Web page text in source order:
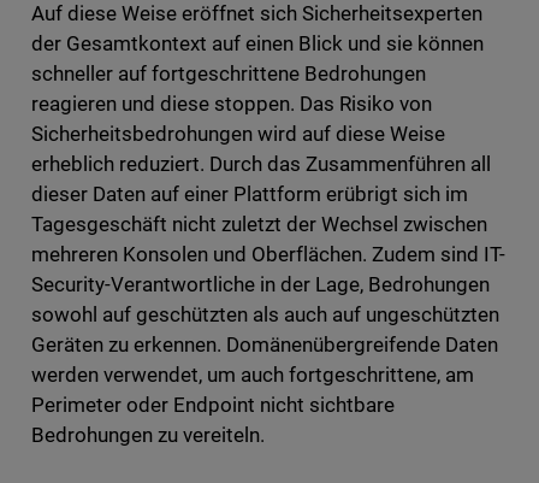
Auf diese Weise eröffnet sich Sicherheitsexperten
der Gesamtkontext auf einen Blick und sie können
schneller auf fortgeschrittene Bedrohungen
reagieren und diese stoppen. Das Risiko von
Sicherheitsbedrohungen wird auf diese Weise
erheblich reduziert. Durch das Zusammenführen all
dieser Daten auf einer Plattform erübrigt sich im
Tagesgeschäft nicht zuletzt der Wechsel zwischen
mehreren Konsolen und Oberflächen. Zudem sind IT-
Security-Verantwortliche in der Lage, Bedrohungen
sowohl auf geschützten als auch auf ungeschützten
Geräten zu erkennen. Domänenübergreifende Daten
werden verwendet, um auch fortgeschrittene, am
Perimeter oder Endpoint nicht sichtbare
Bedrohungen zu vereiteln.